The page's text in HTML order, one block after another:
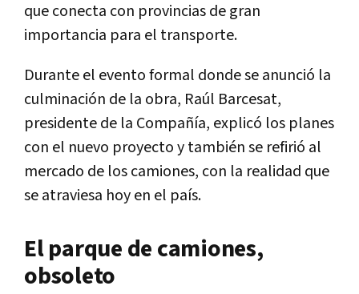
que conecta con provincias de gran
importancia para el transporte.
Durante el evento formal donde se anunció la
culminación de la obra, Raúl Barcesat,
presidente de la Compañía, explicó los planes
con el nuevo proyecto y también se refirió al
mercado de los camiones, con la realidad que
se atraviesa hoy en el país.
El parque de camiones,
obsoleto